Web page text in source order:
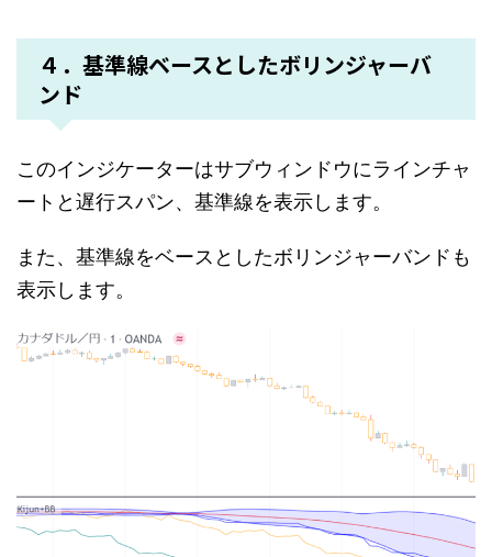
４．基準線ベースとしたボリンジャーバ
ンド
このインジケーターはサブウィンドウにラインチャ
ートと遅行スパン、基準線を表示します。
また、基準線をベースとしたボリンジャーバンドも
表示します。